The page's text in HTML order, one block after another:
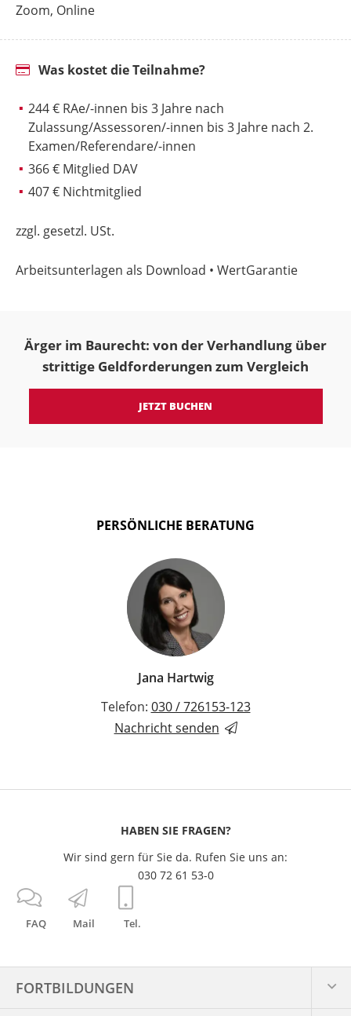
Zoom, Online
Was kostet die Teilnahme?
244 € RAe/-innen bis 3 Jahre nach
Zulassung/Assessoren/-innen bis 3 Jahre nach 2.
Examen/Referendare/-innen
366 € Mitglied DAV
407 € Nichtmitglied
zzgl. gesetzl. USt.
Arbeitsunterlagen als Download • WertGarantie
Ärger im Baurecht: von der Verhandlung über
strittige Geldforderungen zum Vergleich
JETZT BUCHEN
PERSÖNLICHE BERATUNG
Jana Hartwig
Telefon: 030 / 726153-123
Nachricht senden
FAQ Mail Tel.
HABEN SIE FRAGEN?
Wir sind gern für Sie da. Rufen Sie uns an:
030 72 61 53-0
FORTBILDUNGEN